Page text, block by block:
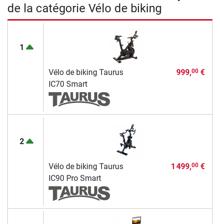
de la catégorie Vélo de biking
1
Vélo de biking Taurus
IC70 Smart
999,00€
2
Vélo de biking Taurus
IC90 Pro Smart
1 499,00€